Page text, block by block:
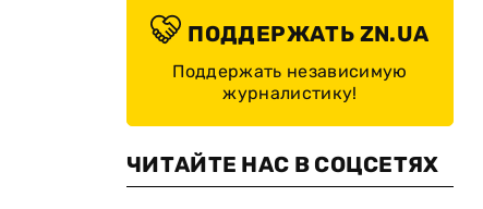
ПОДДЕРЖАТЬ ZN.UA
Поддержать независимую
журналистику!
ЧИТАЙТЕ НАС В СОЦСЕТЯХ